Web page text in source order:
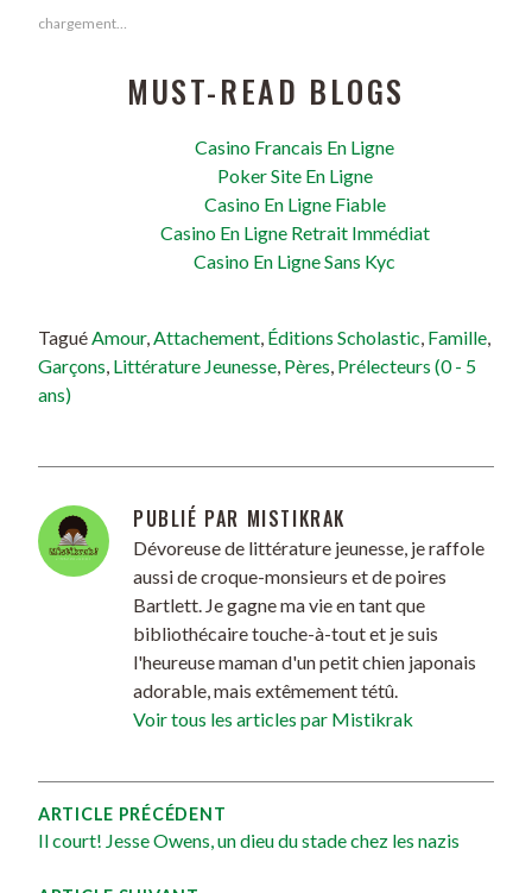
chargement…
MUST-READ BLOGS
Casino Francais En Ligne
Poker Site En Ligne
Casino En Ligne Fiable
Casino En Ligne Retrait Immédiat
Casino En Ligne Sans Kyc
TaguéAmour,Attachement, Éditions Scholastic, Famille,
Garçons, Littérature Jeunesse, Pères, Prélecteurs (0 - 5
ans)
PUBLIÉ PAR MISTIKRAK
Dévoreuse de littérature jeunesse, je raffole
aussi de croque-monsieurs et de poires
Bartlett. Je gagne ma vie en tant que
bibliothécaire touche-à-tout et je suis
l'heureuse maman d'un petit chien japonais
adorable, mais extêmement tétû.
Voir tous les articles par Mistikrak
ARTICLE PRÉCÉDENT
Il court! Jesse Owens, un dieu du stade chez les nazis